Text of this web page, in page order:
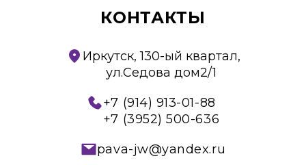
КОНТАКТЫ
Иркутск, 130-ый квартал,
ул.Седова дом2/1
+7 (914) 913-01-88
+7 (3952) 500-636
pava-jw@yandex.ru